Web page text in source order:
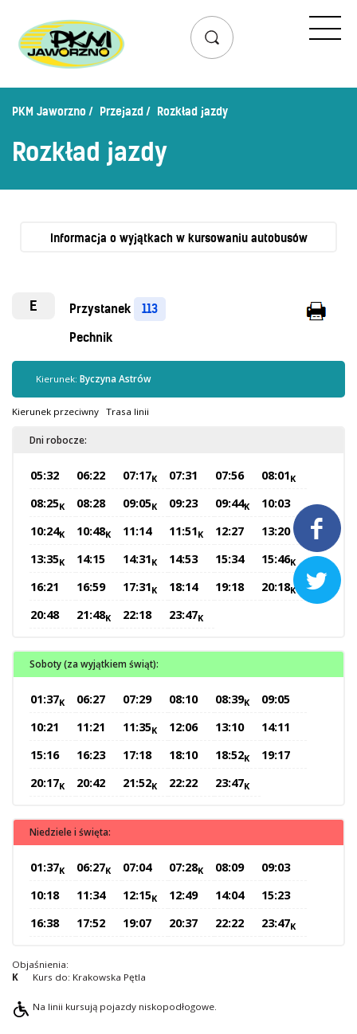


Przejazd
Lista przystanków
Zaplanuj podróż – wyszukiwarka połączeń
Mapa przystanków i połączeń
Schemat linii nocnych
Bilety
Uprawnienia do ulg
Regulamin przewozów
Honorowanie biletów ZK„KM”
Sprzedaż biletów u kierowców
Sklep internetowy
Aktualności
Inne
Centrum Obsługi Klienta
O Spółce
Uwagi i wnioski
Ochrona danych osobowych
PKM Jaworzno Przejazd Rozkład jazdy
Rozkład jazdy
Informacja o wyjątkach w kursowaniu autobusów
E Przystanek 113
Pechnik
Kierunek: Byczyna Astrów
Kierunek przeciwny Trasa linii
Dni robocze:
05:32 06:22 07:17K 07:31 07:56 08:01K
08:25K 08:28 09:05K 09:23 09:44K
10:03
10:24K 10:48K 11:14 11:51K 12:27
13:20
13:35K 14:15 14:31K 14:53 15:34 15:46K
16:21 16:59 17:31K 18:14 19:18 20:18K
20:48 21:48K 22:18 23:47K
Soboty (za wyjątkiem świąt):
01:37K 06:27 07:29 08:10 08:39K
09:05
10:21
11:21 11:35K 12:06 13:10
14:11
15:16
16:23 17:18 18:10 18:52K
19:17
20:17K 20:42 21:52K 22:22 23:47K
Niedziele i święta:
01:37K 06:27K 07:04 07:28K 08:09
09:03
10:18
11:34 12:15K 12:49 14:04
15:23
16:38
17:52 19:07 20:37 22:22 23:47K
Objaśnienia:
K
Kurs do: Krakowska Pętla
Na linii kursują pojazdy niskopodłogowe.